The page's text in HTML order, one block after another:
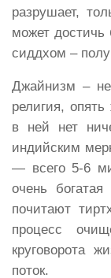
разрушает,
может достичь
сиддхом –
Джайнизм – не
религия,
в ней нет
индийским
— всего 5-6
очень
почитают
процесс
круговорота
поток.